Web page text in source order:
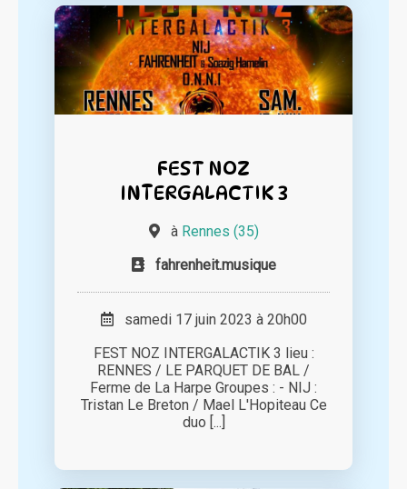
FEST NOZ
INTERGALACTIK 3
à Rennes (35)
fahrenheit.musique
samedi 17 juin 2023 à 20h00
FEST NOZ INTERGALACTIK 3 lieu :
RENNES / LE PARQUET DE BAL /
Ferme de La Harpe Groupes : - NIJ :
Tristan Le Breton / Mael L'Hopiteau Ce
duo [...]